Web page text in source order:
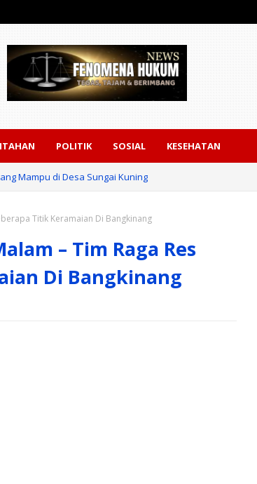
POLITIK SOSIAL KESEHATAN
Mampu di Desa Sungai Kuning
Titik Keramaian Di Bangkinang
– Tim Raga Res
Di Bangkinang